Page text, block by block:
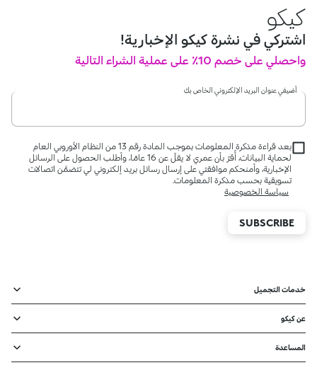
كيكو
اشتركي في نشرة كيكو الإخبارية!
واحصلي على خصم 10٪ على عملية الشراء التالية
أضيفي عنوان البريد الإلكتروني الخاص بكِ
بعد قراءة مذكرة المعلومات بموجب المادة رقم 13 من النظام الأوروبي العام
لحماية البيانات، أُقرّ بأن عمري لا يقلّ عن 16 عامًا، وأطلب الحصول على الرسائل
الإخبارية، وأمنحكم موافقتي على إرسال رسائل بريد إلكتروني لي تتضمَّن اتصالات
تسويقية بحسب مذكرة المعلومات.
سياسة الخصوصية
SUBSCRIBE
خدمات التجميل
عن كيكو
المساعدة